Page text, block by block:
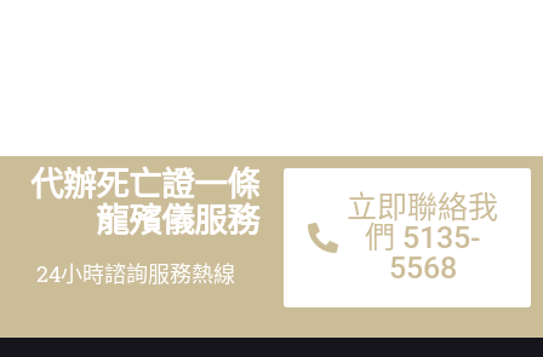
代辦死亡證一條
龍殯儀服務
24小時諮詢服務熱線
立即聯絡我
們 5135-
5568